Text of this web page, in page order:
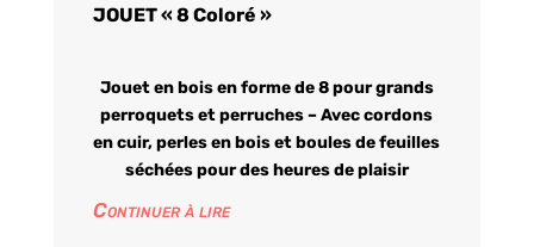
JOUET « 8 Coloré »
Jouet en bois en forme de 8 pour grands
perroquets et perruches – Avec cordons
en cuir, perles en bois et boules de feuilles
séchées pour des heures de plaisir
Continuer à lire